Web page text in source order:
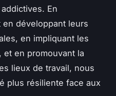
En
développant leurs
en impliquant les
et en promouvant la
lieux de travail, nous
plus résiliente face aux